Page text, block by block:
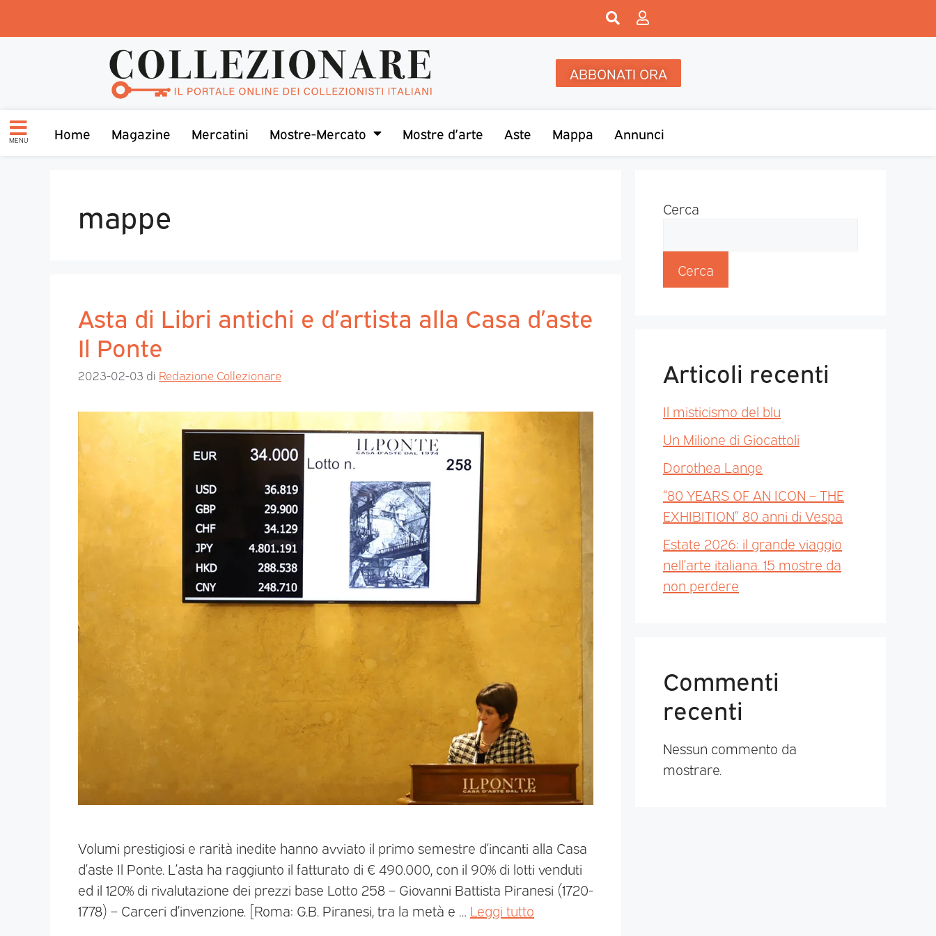
ABBONATI ORA
MENU Home Magazine Mercatini Mostre-Mercato Mostre d’arte Aste Mappa Annunci
mappe
Asta di Libri antichi e d’artista alla Casa d’aste
Il Ponte
2023-02-03 di Redazione Collezionare
Volumi prestigiosi e rarità inedite hanno avviato il primo semestre d’incanti alla Casa
d’aste Il Ponte. L’asta ha raggiunto il fatturato di € 490.000, con il 90% di lotti venduti
ed il 120% di rivalutazione dei prezzi base Lotto 258 – Giovanni Battista Piranesi (1720-
1778) – Carceri d’invenzione. [Roma: G.B. Piranesi, tra la metà e … Leggi tutto
Cerca
Cerca
Articoli recenti
Il misticismo del blu
Un Milione di Giocattoli
Dorothea Lange
“80 YEARS OF AN ICON – THE
EXHIBITION” 80 anni di Vespa
Estate 2026: il grande viaggio
nell’arte italiana. 15 mostre da
non perdere
Commenti
recenti
Nessun commento da
mostrare.